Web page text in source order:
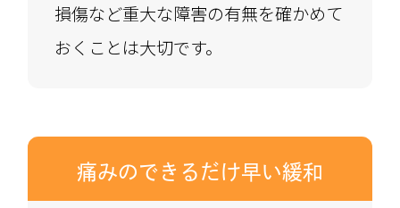
損傷など重大な障害の有無を確かめて
おくことは大切です。
痛みのできるだけ早い緩和